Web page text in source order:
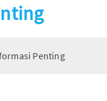
Penting